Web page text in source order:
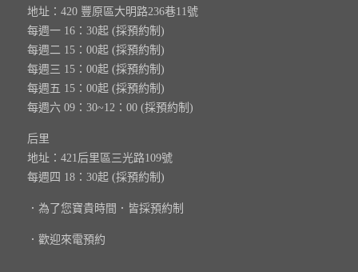
地址：420 豐原區大明路236巷11號
每週一 16：30起 (採預約制)
每週二 15：00起 (採預約制)
每週三 15：00起 (採預約制)
每週五 15：00起 (採預約制)
每週六 09：30~12：00 (採預約制)
后里
地址：421后里區三光路109號
每週四 18：30起 (採預約制)
．為了您寶貴時間．皆採預約制
．歡迎來電預約